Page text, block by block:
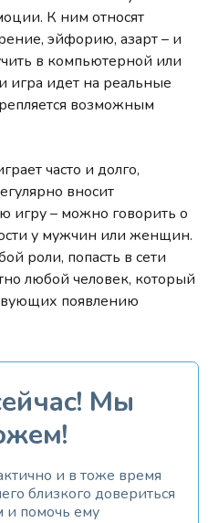
К ним относят
эйфорию, азарт – и
в компьютерной или
игра идет на реальные
возможным
часто и долго,
вносит
игру – можно говорить о
у мужчин или женщин.
роли, попасть в сети
любой человек, который
появлению
Мы
и в тоже время
близкого довериться
и помочь ему